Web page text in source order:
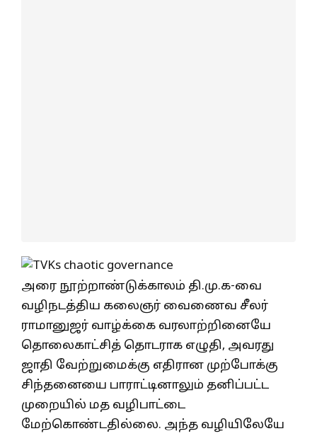
அரை நூற்றாண்டுக்காலம் தி.மு.க-வை
வழிநடத்திய கலைஞர் வைணைவ சீலர்
ராமானுஜர் வாழ்க்கை வரலாற்றினையே
தொலைகாட்சித் தொடராக எழுதி, அவரது
ஜாதி வேற்றுமைக்கு எதிரான முற்போக்கு
சிந்தனையை பாராட்டினாலும் தனிப்பட்ட
முறையில் மத வழிபாட்டை
மேற்கொண்டதில்லை. அந்த வழியிலேயே